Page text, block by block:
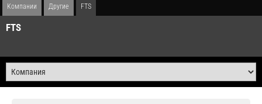
Компании Другие FTS
FTS